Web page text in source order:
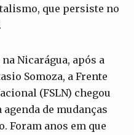
que persiste no
Nicarágua, após a
Somoza, a Frente
(FSLN) chegou
agenda de mudanças
Foram anos em que